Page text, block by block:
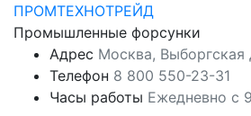
ПРОМТЕХНОТРЕЙД
Промышленные форсунки
Адрес Москва, Выборгская
Телефон 8 800 550-23-31
Часы работы Ежедневно с